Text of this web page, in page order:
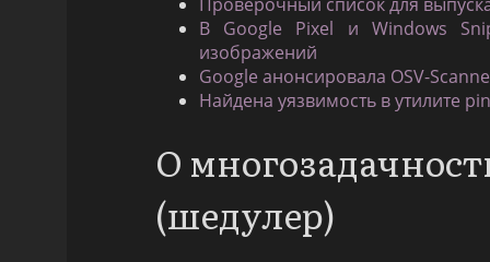
В Google Pixel и Windows
изображений
Google анонсировала OSV-
Найдена уязвимость в утилите
О
(шедулер)